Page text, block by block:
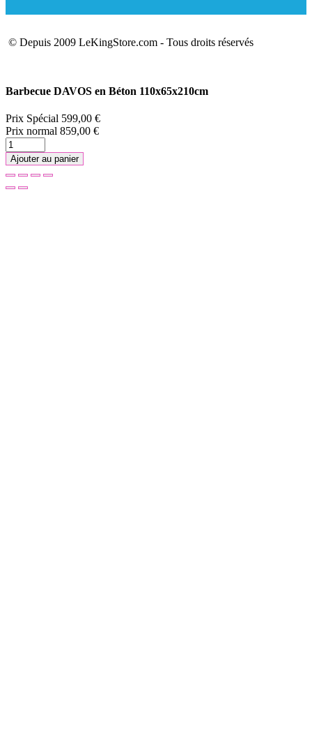
© Depuis 2009 LeKingStore.com - Tous droits réservés
Barbecue DAVOS en Béton 110x65x210cm
Prix Spécial 599,00 €
Prix normal 859,00 €
Ajouter au panier